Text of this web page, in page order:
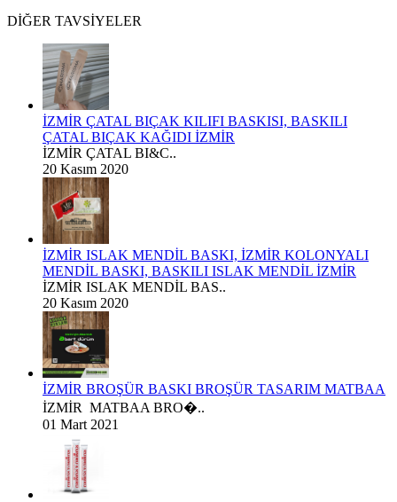
DİĞER TAVSİYELER
İZMİR ÇATAL BIÇAK KILIFI BASKISI, BASKILI
ÇATAL BIÇAK KAĞIDI İZMİR
İZMİR ÇATAL BI&C..
20 Kasım 2020
İZMİR ISLAK MENDİL BASKI, İZMİR KOLONYALI
MENDİL BASKI, BASKILI ISLAK MENDİL İZMİR
İZMİR ISLAK MENDİL BAS..
20 Kasım 2020
İZMİR BROŞÜR BASKI BROŞÜR TASARIM MATBAA
İZMİR MATBAA BRO�..
01 Mart 2021